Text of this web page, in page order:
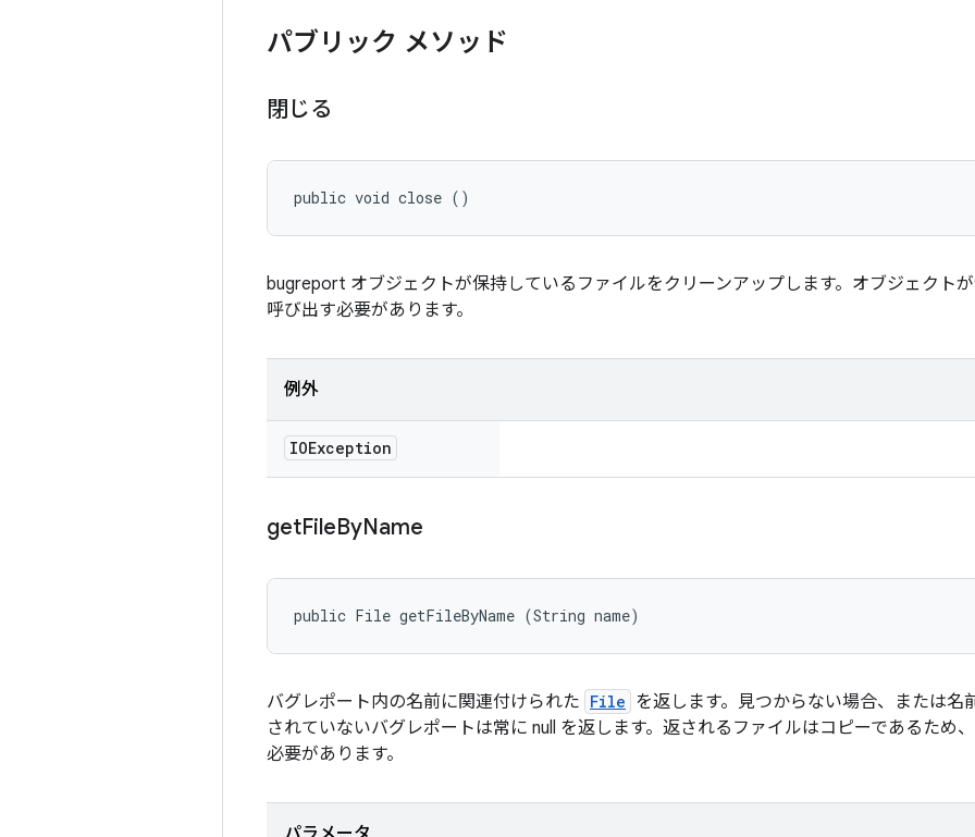
パブリック メソッド
閉じる
public void close ()
bugreport オブジェクトが保持しているファイルをクリーンアップします。オブジェクト
呼び出す必要があります。
例外
IOException
getFileByName
public File getFileByName (String name)
バグレポート内の名前に関連付けられた File を返します。見つからない場合、または名
されていないバグレポートは常に null を返します。返されるファイルはコピーであるため
必要があります。